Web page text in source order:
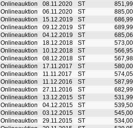
Onlineauktion
08.11.2020 ST
Onlineauktion
06.11.2020 ST
Onlineauktion
15.12.2019 ST
Onlineauktion
09.12.2019 ST
Onlineauktion
04.12.2019 ST
Onlineauktion
18.12.2018 ST
Onlineauktion
10.12.2018 ST
Onlineauktion
08.12.2018 ST
Onlineauktion
17.11.2017 ST
Onlineauktion
11.11.2017 ST
Onlineauktion
11.12.2016 ST
Onlineauktion
27.11.2016 ST
Onlineauktion
13.12.2015 ST
Onlineauktion
04.12.2015 ST
Onlineauktion
03.12.2015 ST
Onlineauktion
29.11.2015 ST